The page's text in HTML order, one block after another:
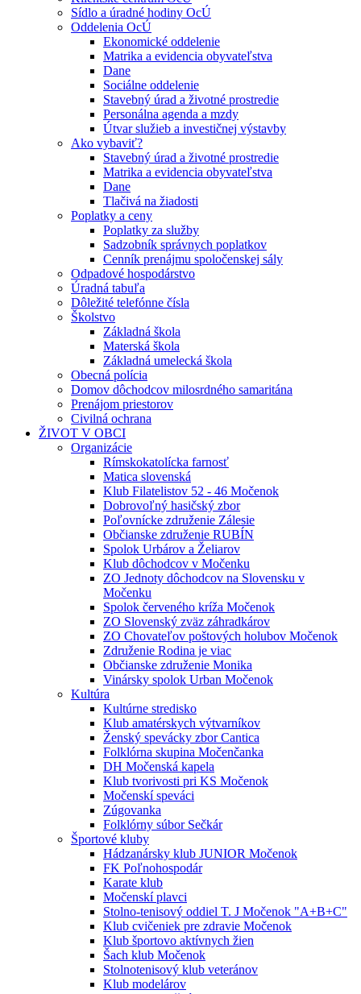
Sídlo a úradné hodiny OcÚ
Oddelenia OcÚ
Ekonomické oddelenie
Matrika a evidencia obyvateľstva
Dane
Sociálne oddelenie
Stavebný úrad a životné prostredie
Personálna agenda a mzdy
Útvar služieb a investičnej výstavby
Ako vybaviť?
Stavebný úrad a životné prostredie
Matrika a evidencia obyvateľstva
Dane
Tlačivá na žiadosti
Poplatky a ceny
Poplatky za služby
Sadzobník správnych poplatkov
Cenník prenájmu spoločenskej sály
Odpadové hospodárstvo
Úradná tabuľa
Dôležité telefónne čísla
Školstvo
Základná škola
Materská škola
Základná umelecká škola
Obecná polícia
Domov dôchodcov milosrdného samaritána
Prenájom priestorov
Civilná ochrana
ŽIVOT V OBCI
Organizácie
Rímskokatolícka farnosť
Matica slovenská
Klub Filatelistov 52 - 46 Močenok
Dobrovoľný hasičský zbor
Poľovnícke združenie Zálesie
Občianske združenie RUBÍN
Spolok Urbárov a Želiarov
Klub dôchodcov v Močenku
ZO Jednoty dôchodcov na Slovensku v
Močenku
Spolok červeného kríža Močenok
ZO Slovenský zväz záhradkárov
ZO Chovateľov poštových holubov Močenok
Združenie Rodina je viac
Občianske združenie Monika
Vinársky spolok Urban Močenok
Kultúra
Kultúrne stredisko
Klub amatérskych výtvarníkov
Ženský spevácky zbor Cantica
Folklórna skupina Močenčanka
DH Močenská kapela
Klub tvorivosti pri KS Močenok
Močenskí speváci
Zúgovanka
Folklórny súbor Sečkár
Športové kluby
Hádzanársky klub JUNIOR Močenok
FK Poľnohospodár
Karate klub
Močenskí plavci
Stolno-tenisový oddiel T. J Močenok "A+B+C"
Klub cvičeniek pre zdravie Močenok
Klub športovo aktívnych žien
Šach klub Močenok
Stolnotenisový klub veteránov
Klub modelárov